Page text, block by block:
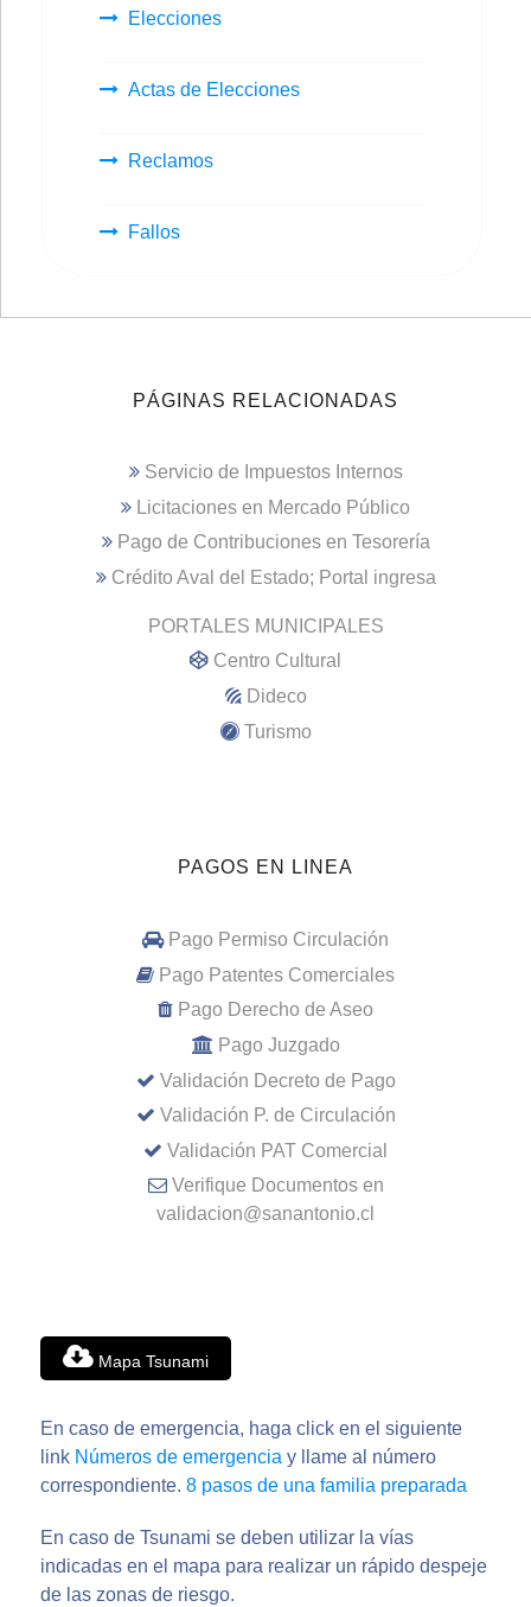
Elecciones
Actas de Elecciones
Reclamos
Fallos
PÁGINAS RELACIONADAS
Servicio de Impuestos Internos
Licitaciones en Mercado Público
Pago de Contribuciones en Tesorería
Crédito Aval del Estado; Portal ingresa
PORTALES MUNICIPALES
Centro Cultural
Dideco
Turismo
PAGOS EN LINEA
Pago Permiso Circulación
Pago Patentes Comerciales
Pago Derecho de Aseo
Pago Juzgado
Validación Decreto de Pago
Validación P. de Circulación
Validación PAT Comercial
Verifique Documentos en
validacion@sanantonio.cl
Mapa Tsunami
En caso de emergencia, haga click en el siguiente
link Números de emergencia y llame al número
correspondiente. 8 pasos de una familia preparada
En caso de Tsunami se deben utilizar la vías
indicadas en el mapa para realizar un rápido despeje
de las zonas de riesgo.